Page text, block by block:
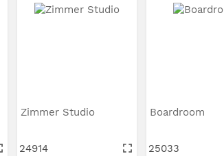
Zimmer Studio
24914
Boardroom
25033